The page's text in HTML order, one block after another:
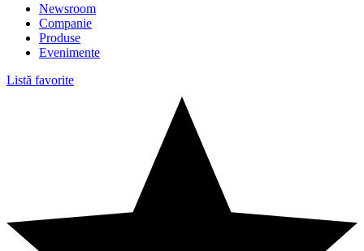
Newsroom
Companie
Produse
Evenimente
Listă favorite